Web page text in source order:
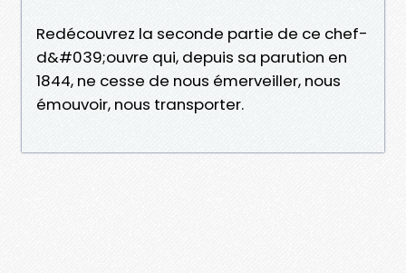
Redécouvrez la seconde partie de ce chef-
d&#039;ouvre qui, depuis sa parution en
1844, ne cesse de nous émerveiller, nous
émouvoir, nous transporter.